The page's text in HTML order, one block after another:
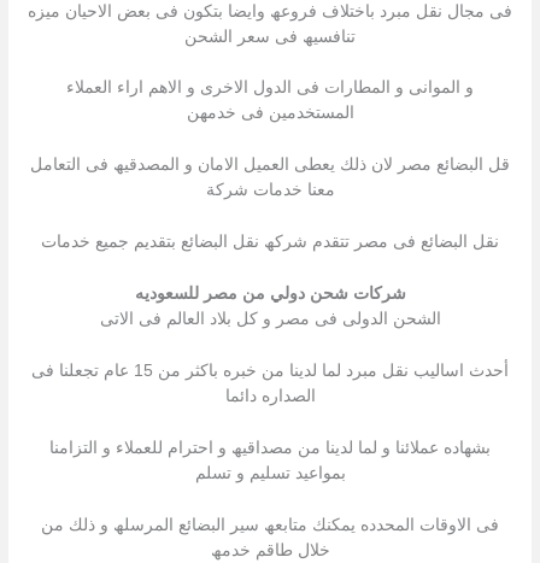
فى مجال نقل مبرد باختلاف فروعھ وایضا بتكون فى بعض الاحیان میزه
تنافسیھ فى سعر الشحن
و الموانى و المطارات فى الدول الاخرى و الاھم اراء العملاء
المستخدمین فى خدمھن
قل البضائع مصر لان ذلك یعطى العمیل الامان و المصدقیھ فى التعامل
معنا خدمات شركة
نقل البضائع فى مصر تتقدم شركھ نقل البضائع بتقدیم جمیع خدمات
شركات شحن دولي من مصر للسعوديه
الشحن الدولى فى مصر و كل بلاد العالم فى الاتى
أحدث اسالیب نقل مبرد لما لدینا من خبره باكثر من 15 عام تجعلنا فى
الصداره دائما
بشھاده عملائنا و لما لدینا من مصداقیھ و احترام للعملاء و التزامنا
بمواعید تسلیم و تسلم
فى الاوقات المحدده یمكنك متابعھ سیر البضائع المرسلھ و ذلك من
خلال طاقم خدمھ